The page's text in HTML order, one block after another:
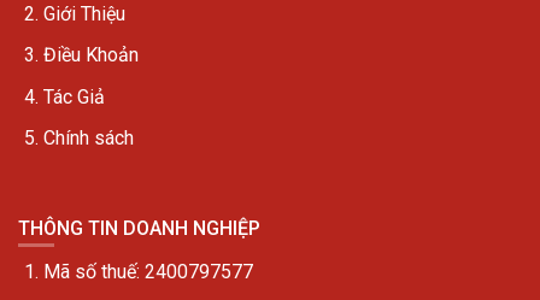
Giới Thiệu
Điều Khoản
Tác Giả
Chính sách
THÔNG TIN DOANH NGHIỆP
Mã số thuế: 2400797577